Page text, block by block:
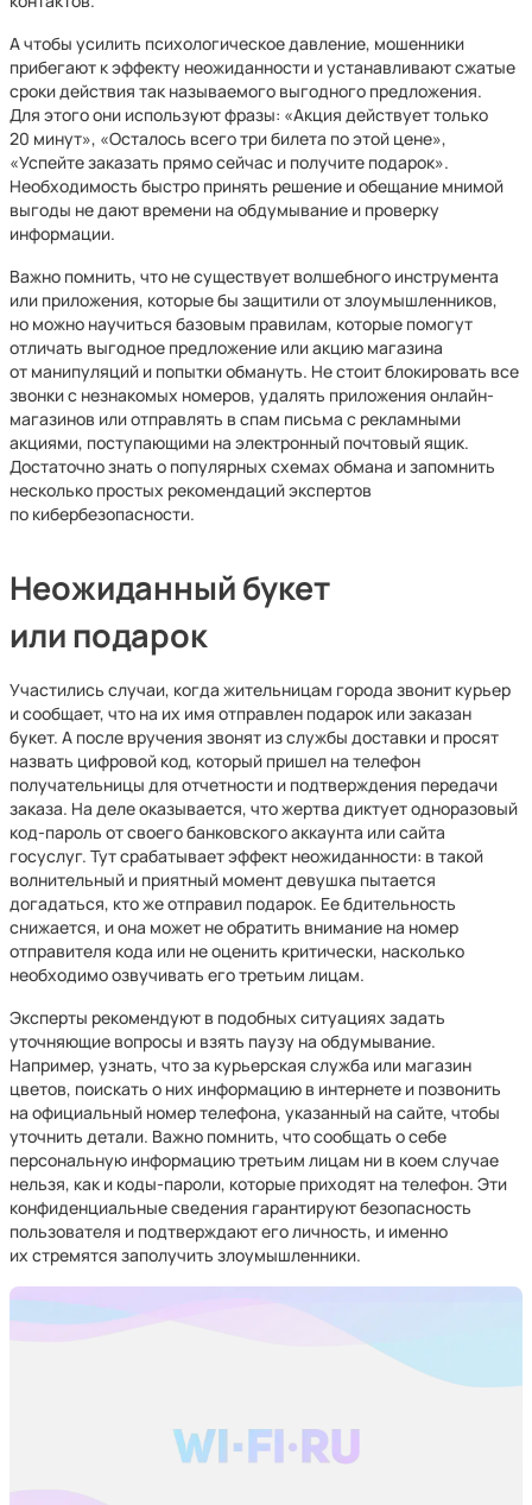
А чтобы усилить психологическое давление, мошенники
прибегают к эффекту неожиданности и устанавливают сжатые
сроки действия так называемого выгодного предложения.
Для этого они используют фразы: «Акция действует только
20 минут», «Осталось всего три билета по этой цене»,
«Успейте заказать прямо сейчас и получите подарок».
Необходимость быстро принять решение и обещание мнимой
выгоды не дают времени на обдумывание и проверку
информации.
Важно помнить, что не существует волшебного инструмента
или приложения, которые бы защитили от злоумышленников,
но можно научиться базовым правилам, которые помогут
отличать выгодное предложение или акцию магазина
от манипуляций и попытки обмануть. Не стоит блокировать все
звонки с незнакомых номеров, удалять приложения онлайн-
магазинов или отправлять в спам письма с рекламными
акциями, поступающими на электронный почтовый ящик.
Достаточно знать о популярных схемах обмана и запомнить
несколько простых рекомендаций экспертов
по кибербезопасности.
Неожиданный букет
или подарок
Участились случаи, когда жительницам города звонит курьер
и сообщает, что на их имя отправлен подарок или заказан
букет. А после вручения звонят из службы доставки и просят
назвать цифровой код, который пришел на телефон
получательницы для отчетности и подтверждения передачи
заказа. На деле оказывается, что жертва диктует одноразовый
код-пароль от своего банковского аккаунта или сайта
госуслуг. Тут срабатывает эффект неожиданности: в такой
волнительный и приятный момент девушка пытается
догадаться, кто же отправил подарок. Ее бдительность
снижается, и она может не обратить внимание на номер
отправителя кода или не оценить критически, насколько
необходимо озвучивать его третьим лицам.
Эксперты рекомендуют в подобных ситуациях задать
уточняющие вопросы и взять паузу на обдумывание.
Например, узнать, что за курьерская служба или магазин
цветов, поискать о них информацию в интернете и позвонить
на официальный номер телефона, указанный на сайте, чтобы
уточнить детали. Важно помнить, что сообщать о себе
персональную информацию третьим лицам ни в коем случае
нельзя, как и коды-пароли, которые приходят на телефон. Эти
конфиденциальные сведения гарантируют безопасность
пользователя и подтверждают его личность, и именно
их стремятся заполучить злоумышленники.